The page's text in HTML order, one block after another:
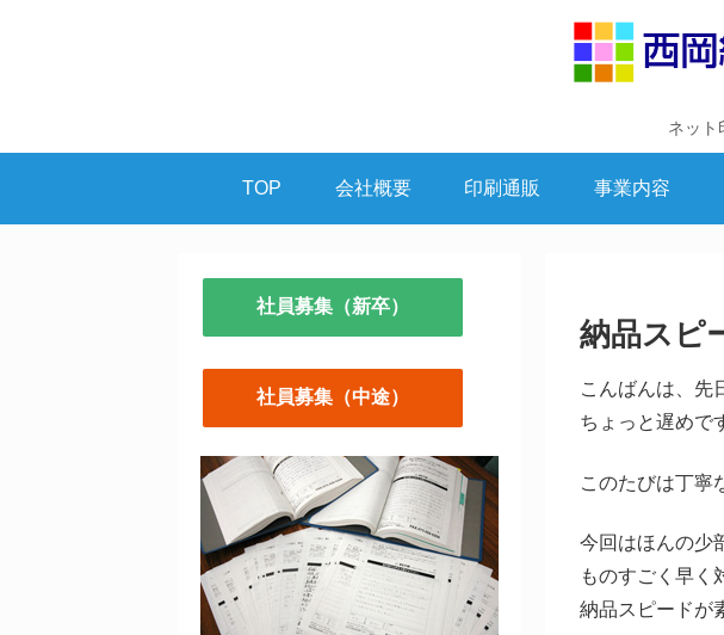
ネット
TOP 会社概要 印刷通販 事業内容
納品スピ
こんばんは、先
ちょっと遅めで
このたびは丁寧
今回はほんの少
ものすごく早く
納品スピードが
社員募集（新卒）
社員募集（中途）